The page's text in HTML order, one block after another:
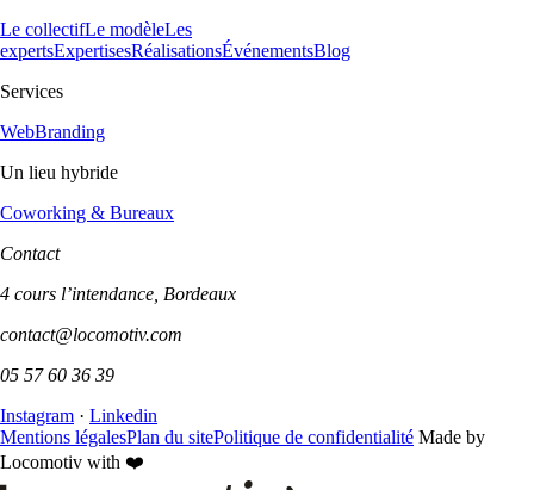
Le collectifLe modèleLes
expertsExpertisesRéalisationsÉvénementsBlog
Services
WebBranding
Un lieu hybride
Coworking & Bureaux
Contact
4 cours l’intendance, Bordeaux
contact@locomotiv.com
05 57 60 36 39
Instagram · Linkedin
Mentions légalesPlan du sitePolitique de confidentialité Made by
Locomotiv with ❤️